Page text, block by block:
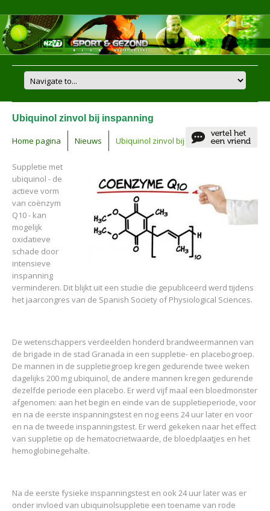
Ubiquinol zinvol bij inspanning
Home pagina Nieuws Ubiquinol zinvol bij inspanning
Suppletie met
ubiquinol - de
actieve vorm
van coënzym
Q10 - kan
mogelijk
oxidatieve
schade door
intensieve
inspanning
verminderen. Dit blijkt uit een studie die gepubliceerd werd tijdens
het jaarcongres van de Spanish Society of Physiological Sciences.
De wetenschappers verdeelden honderd brandweermannen van
de brigade in de stad Granada in een suppletie- en placebogroep.
De mannen in de suppletiegroep kregen gedurende twee weken
dagelijks 200 mg ubiquinol, de andere mannen kregen gedurende
dezelfde periode een placebo. Er werd vijf maal een bloedmonster
afgenomen: aan het begin en einde van de suppletieperiode, voor
en na de eerste inspanningstest en nog eens 24 uur later en voor
en na de tweede inspanningstest. Er werd gekeken naar het effect
van suppletie op de hematocrietwaarde, de bloedplaatjes en het
hemoglobinegehalte.
Na de eerste fysieke inspanningstest en ook 24 uur later was er
onder invloed van ubiquinolsuppletie een toename van rode